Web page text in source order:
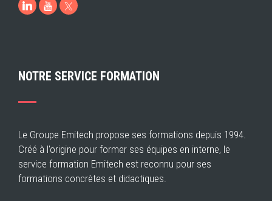
LinkedIn
Youtube
NOTRE SERVICE FORMATION
Le Groupe Emitech propose ses formations depuis 1994.
Créé à l'origine pour former ses équipes en interne, le
service formation Emitech est reconnu pour ses
formations concrètes et didactiques.